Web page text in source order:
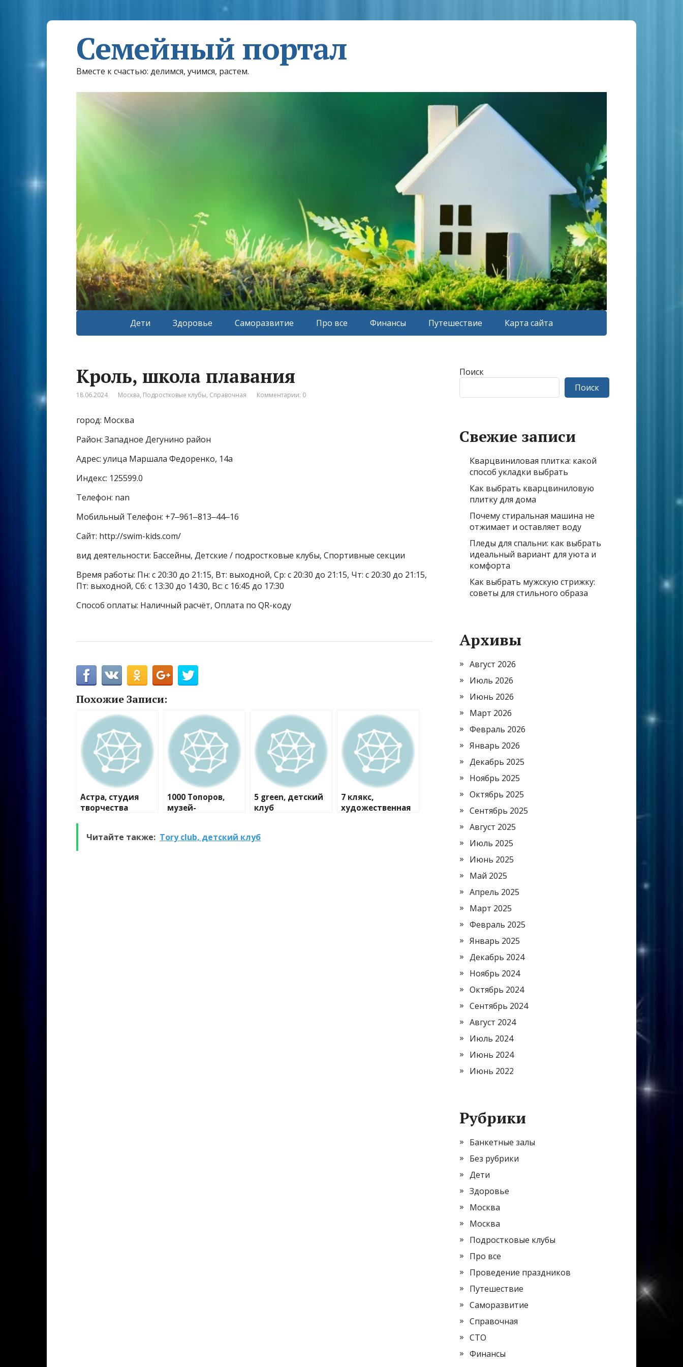
Семейный портал
Вместе к счастью: делимся, учимся, растем.
Дети Здоровье Саморазвитие Про все Финансы Путешествие Карта сайта
Кроль, школа плавания
18.06.2024 Москва, Подростковые клубы, Справочная Комментарии: 0
город: Москва
Район: Западное Дегунино район
Адрес: улица Маршала Федоренко, 14а
Индекс: 125599.0
Телефон: nan
Мобильный Телефон: +7‒961‒813‒44‒16
Сайт: http://swim-kids.com/
вид деятельности: Бассейны, Детские / подростковые клубы, Спортивные секции
Время работы: Пн: с 20:30 до 21:15, Вт: выходной, Ср: с 20:30 до 21:15, Чт: с 20:30 до 21:15,
Пт: выходной, Сб: с 13:30 до 14:30, Вс: с 16:45 до 17:30
Способ оплаты: Наличный расчёт, Оплата по QR-коду
Похожие Записи:
Астра, студия
творчества
1000 Топоров,
музей-
5 green, детский
клуб
7 клякс,
художественная
Читайте также: Tory club, детский клуб
Поиск
Поиск
Свежие записи
Кварцвиниловая плитка: какой
способ укладки выбрать
Как выбрать кварцвиниловую
плитку для дома
Почему стиральная машина не
отжимает и оставляет воду
Пледы для спальни: как выбрать
идеальный вариант для уюта и
комфорта
Как выбрать мужскую стрижку:
советы для стильного образа
Архивы
Август 2026
Июль 2026
Июнь 2026
Март 2026
Февраль 2026
Январь 2026
Декабрь 2025
Ноябрь 2025
Октябрь 2025
Сентябрь 2025
Август 2025
Июль 2025
Июнь 2025
Май 2025
Апрель 2025
Март 2025
Февраль 2025
Январь 2025
Декабрь 2024
Ноябрь 2024
Октябрь 2024
Сентябрь 2024
Август 2024
Июль 2024
Июнь 2024
Июнь 2022
Рубрики
Банкетные залы
Без рубрики
Дети
Здоровье
Москва
Москва
Подростковые клубы
Про все
Проведение праздников
Путешествие
Саморазвитие
Справочная
СТО
Финансы